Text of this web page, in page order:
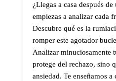
¿Llegas a casa después
empiezas a analizar cada
Descubre qué es la
romper este agotador
Analizar minuciosamente
protege del rechazo, sino
ansiedad. Te enseñamos